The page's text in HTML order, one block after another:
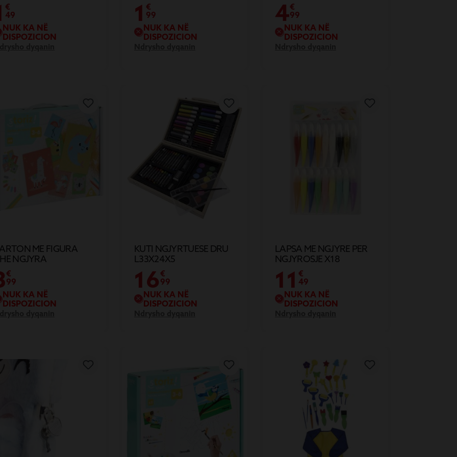
€
49
NUK KA NË
DISPOZICION
1 €
99
NUK KA NË
DISPOZICION
4€
99
NUK KA NË
DISPOZICION
ME FIGURA
NGJYRA
€
99
NUK KA NË
DISPOZICION
KUTI NGJYRTUESE DRU
L33X24X5
16 €
99
NUK KA NË
DISPOZICION
LAPSA ME NGJYRE PER
NGJYROSJE X18
11 €
49
NUK KA NË
DISPOZICION